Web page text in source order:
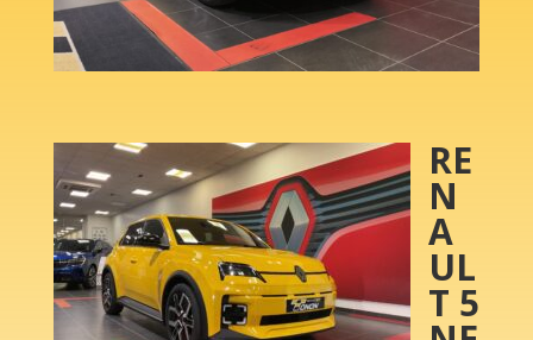
RE
N
A
UL
T 5